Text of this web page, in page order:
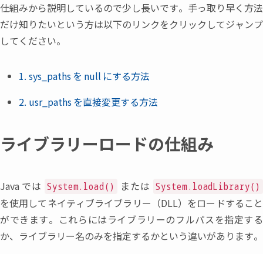
仕組みから説明しているので少し長いです。手っ取り早く方法
だけ知りたいという方は以下のリンクをクリックしてジャンプ
してください。
1. sys_pathsを null にする方法
2. usr_pathsを直接変更する方法
ライブラリーロードの仕組み
Java では System.load() または System.loadLibrary()
を使用してネイティブライブラリー （DLL） をロードすること
ができます。これらにはライブラリーのフルパスを指定する
か、 ライブラリー名のみを指定するかという違いがあります。